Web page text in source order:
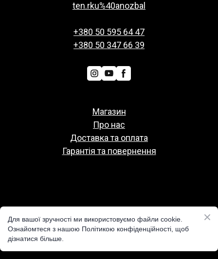
ten.rku%40anozbal
+380 50 595 64 47
+380 50 347 66 39
Магазин
Про нас
Доставка та оплата
Гарантія та повернення
Политіка конфіденційності
Публічна оферта
Для вашої зручності ми використовуємо файли cookie.
Ознайомтеся з нашою Політикою конфіденційності, щоб
дізнатися більше.